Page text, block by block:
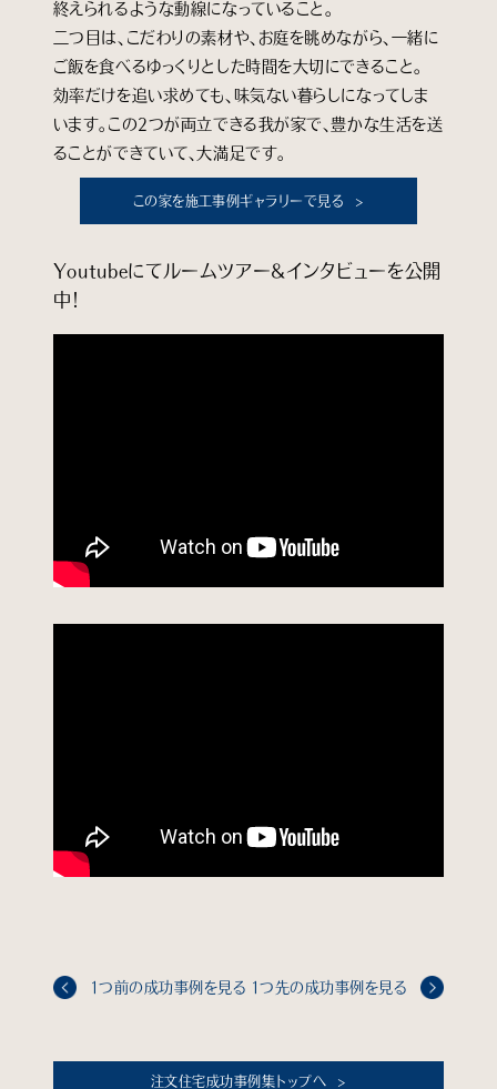
終えられるような動線になっていること。
二つ目は、こだわりの素材や、お庭を眺めながら、一緒に
ご飯を食べるゆっくりとした時間を大切にできること。
効率だけを追い求めても、味気ない暮らしになってしま
います。この2つが両立できる我が家で、豊かな生活を送
ることができていて、大満足です。
この家を施工事例ギャラリーで見る
Youtubeにてルームツアー&インタビューを公開
中！
1つ前の成功事例を見る 1つ先の成功事例を見る
注文住宅成功事例集トップへ